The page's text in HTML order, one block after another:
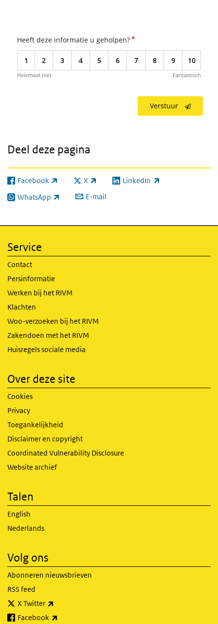
Heeft deze informatie u geholpen?*
1 2 3 4 5 6 7 8 9 10
Helemaal niet Fantastisch
Verstuur
Deel deze pagina
Facebook
(externe link) X
(externe link) LinkedIn
(externe link)
WhatsApp
(externe link) E-mail
Service
Contact
Persinformatie
Werken bij het RIVM
Klachten
Woo-verzoeken bij het RIVM
Zakendoen met het RIVM
Huisregels sociale media
Over deze site
Cookies
Privacy
Toegankelijkheid
Disclaimer en copyright
Coordinated Vulnerability Disclosure
Website archief
Talen
English
Nederlands
Volg ons
Abonneren nieuwsbrieven
RSS feed
X Twitter
Facebook